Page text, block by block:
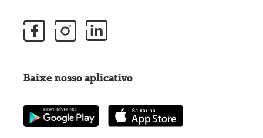
Baixe nosso aplicativo